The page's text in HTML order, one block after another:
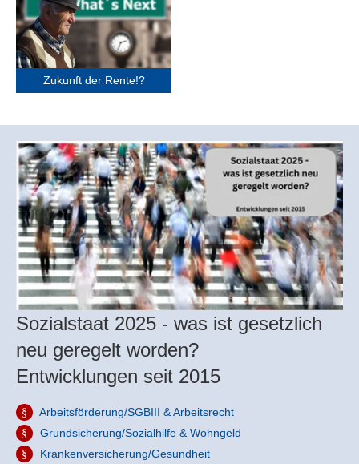
Zukunft der Rente!?
Zukunft der Rente!?
Sozialstaat 2025 - was ist gesetzlich
neu geregelt worden?
Entwicklungen seit 2015
Arbeitsförderung/SGBIII & Arbeitsrecht
Grundsicherung/Sozialhilfe & Wohngeld
Krankenversicherung/Gesundheit